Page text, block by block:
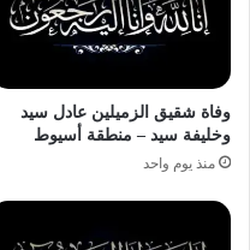
وفاة شقيق الزميلين عادل سيد
وخليفة سيد – منطقة أسيوط
منذ يوم واحد